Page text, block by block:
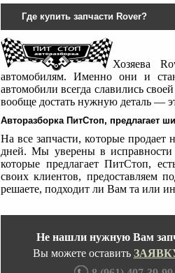
Где купить запчасти Rover?
Хозяева
автомобилям. Именно они и
автомобили всегда славились
вообще достать нужную деталь —
Авторазборка ПитСтоп, предлагает
На все запчасти, которые продает
дней. Мы уверены в исправности
которые предлагает ПитСтоп,
своих клиентов, предоставляем
решаете, подходит ли Вам та или
Не нашли нужную Вам
Вы можете оставить